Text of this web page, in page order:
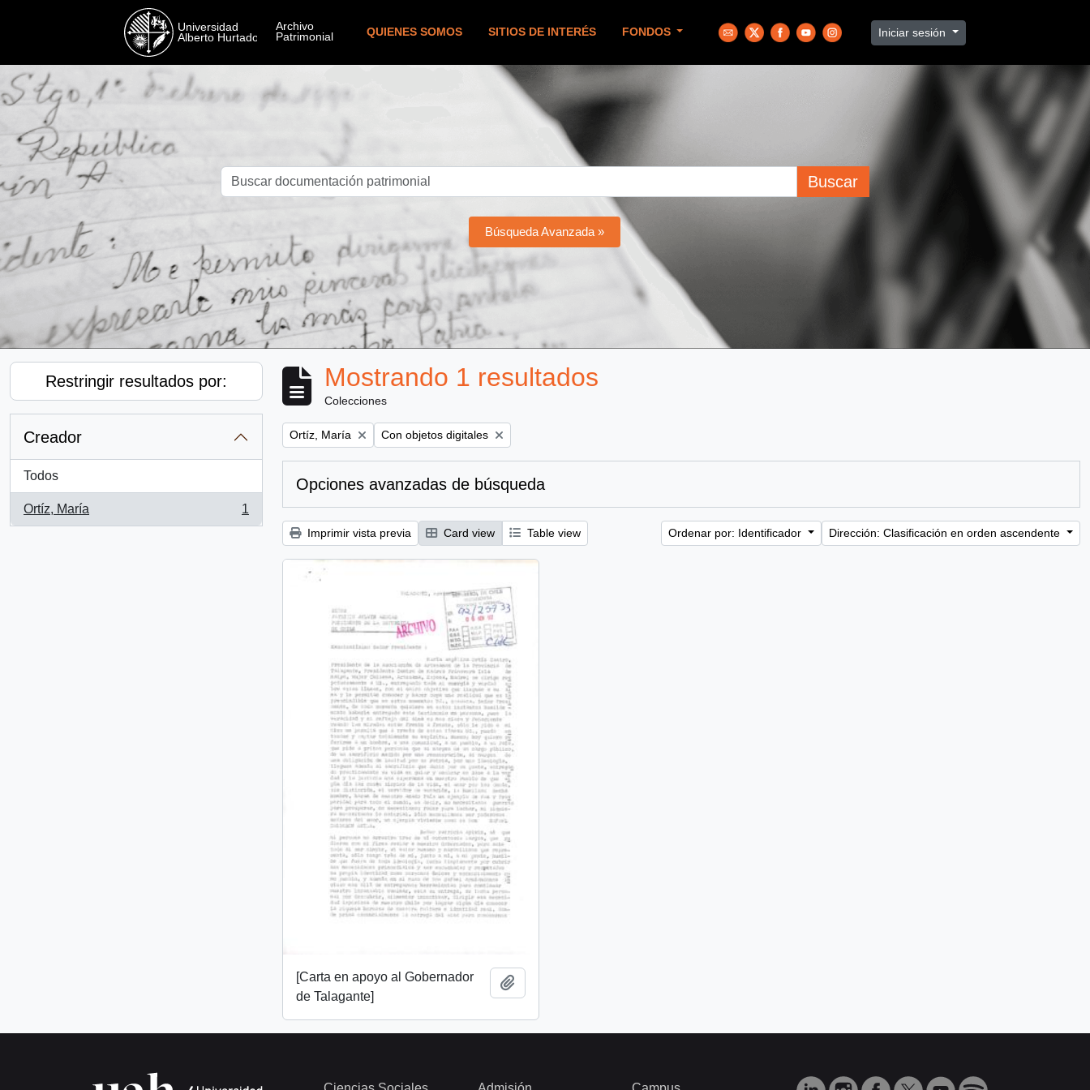
QUIENES SOMOS SITIOS DE INTERÉS FONDOS Iniciar sesión
Buscar
Búsqueda Avanzada »
Restringir resultados por:
Creador
Todos
Ortíz, María
, 1 resultados
1
Mostrando 1 resultados
Colecciones
Remove filter:
Ortíz, María Remove filter:
Con objetos digitales
Opciones avanzadas de búsqueda
Imprimir vista previa Card view Table view Ordenar por: Identificador Dirección: Clasificación en orden ascendente
[Carta en apoyo al Gobernador
de Talagante]